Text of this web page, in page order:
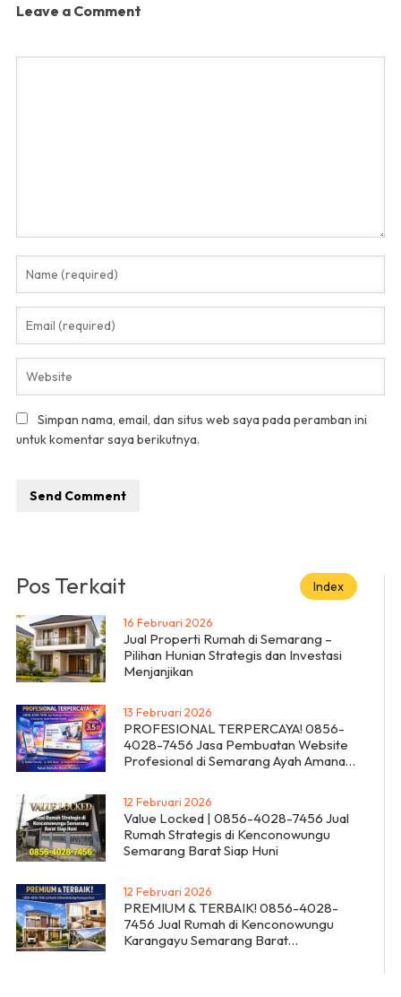
Leave a Comment
Simpan nama, email, dan situs web saya pada peramban ini
untuk komentar saya berikutnya.
Pos Terkait Index
16 Februari 2026
Jual Properti Rumah di Semarang –
Pilihan Hunian Strategis dan Investasi
Menjanjikan
13 Februari 2026
PROFESIONAL TERPERCAYA! 0856-
4028-7456 Jasa Pembuatan Website
Profesional di Semarang Ayah Amanah
12 Februari 2026
Value Locked | 0856-4028-7456 Jual
Rumah Strategis di Kenconowungu
Semarang Barat Siap Huni
12 Februari 2026
PREMIUM & TERBAIK! 0856-4028-
7456 Jual Rumah di Kenconowungu
Karangayu Semarang Barat